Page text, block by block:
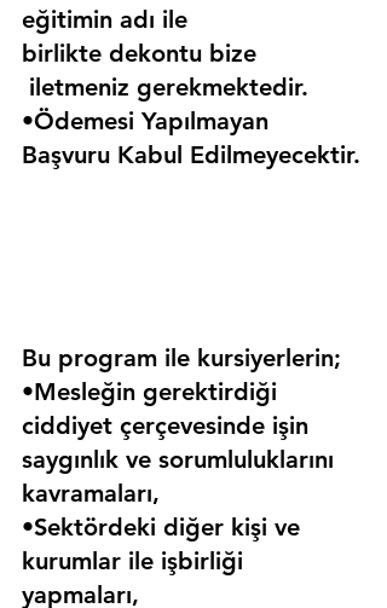
eğitimin adı ile
birlikte dekontu bize
iletmeniz gerekmektedir.
•Ödemesi Yapılmayan
Başvuru Kabul Edilmeyecektir.
Bu program ile kursiyerlerin;
•Mesleğin gerektirdiği
ciddiyet çerçevesinde işin
saygınlık ve sorumluluklarını
kavramaları,
•Sektördeki diğer kişi ve
kurumlar ile işbirliği
yapmaları,